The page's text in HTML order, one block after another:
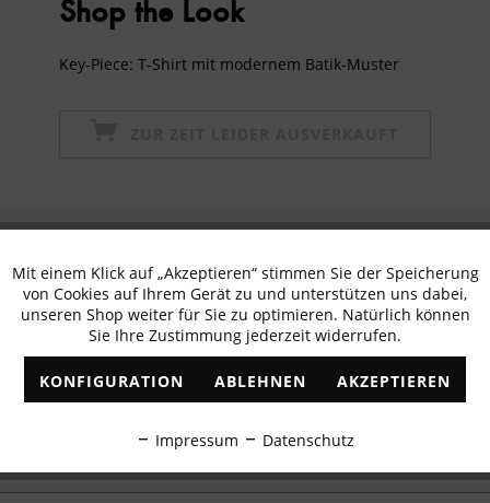
Shop the Look
Key-Piece: T-Shirt mit modernem Batik-Muster
erhalten
✓ Exklusive Angebote ✓ Die aktuellsten Trends
Funktionale Aktiv
Marketing Inaktiv
Tracking Inaktiv
Personalisierung Inaktiv
Mit einem Klick auf „Akzeptieren“ stimmen Sie der Speicherung
von Cookies auf Ihrem Gerät zu und unterstützen uns dabei,
unseren Shop weiter für Sie zu optimieren. Natürlich können
Sie Ihre Zustimmung jederzeit widerrufen.
KONFIGURATION ABLEHNEN AKZEPTIEREN
Impressum Datenschutz